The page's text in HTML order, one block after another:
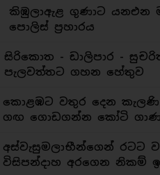
කිඹුලාඇළ ගුණාට යනඑන
පොලිස් ප්‍රහාරය
සිරිකොත - ඩාලිපාර -
පැලවත්තට ගහන හේතුව
කොළඹට වතුර දෙන
ගඟ ගොඩගන්න කෝටි
අස්වැසුමලාභීන්ගෙන් රටට
විසිපන්දාහ අරගෙන නිකම්